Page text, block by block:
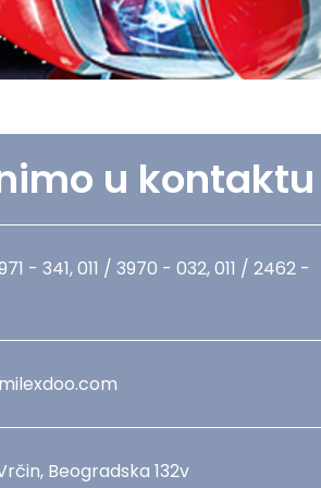
u kontaktu
- 341, 011 / 3970 - 032, 011 / 2462 -
Beogradska 132v